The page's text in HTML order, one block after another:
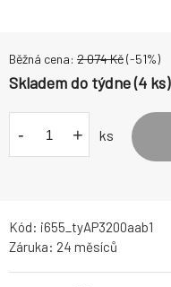
Běžná cena: 2 074Kč(-51%)
Skladem do týdne (4 ks)
- + ks
Kód: i655_tyAP3200aab1
Záruka: 24 měsíců